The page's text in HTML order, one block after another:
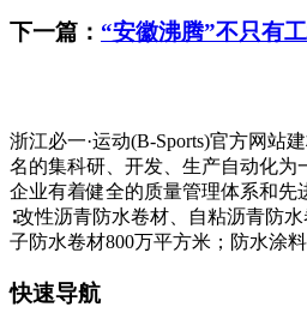
下一篇： “安徽沸腾”不只有
浙江必一·运动(B-Sports)官方网站
名的集科研、开发、生产自动化为
企业有着健全的质量管理体系和先
∶改性沥青防水卷材、自粘沥青防
子防水卷材800万平方米；防水涂
快速导航